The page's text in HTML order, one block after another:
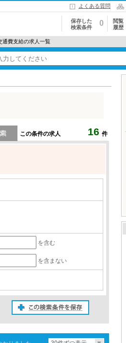
よくある質問
保存した
検索条件
0
閲覧
履歴
通費支給の求人一覧
この条件の求人 16 件
を含む
を含まない